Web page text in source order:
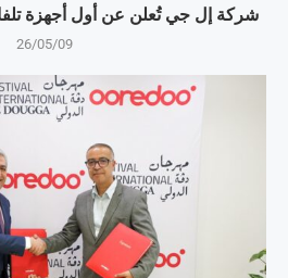
شركة إل جي تُعلن عن أول أجهزة
26/05/09